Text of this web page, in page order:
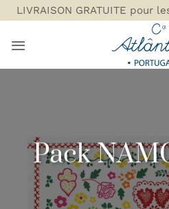
Passer
au
contenu
LIVRAISON GRATUITE pour
Pack